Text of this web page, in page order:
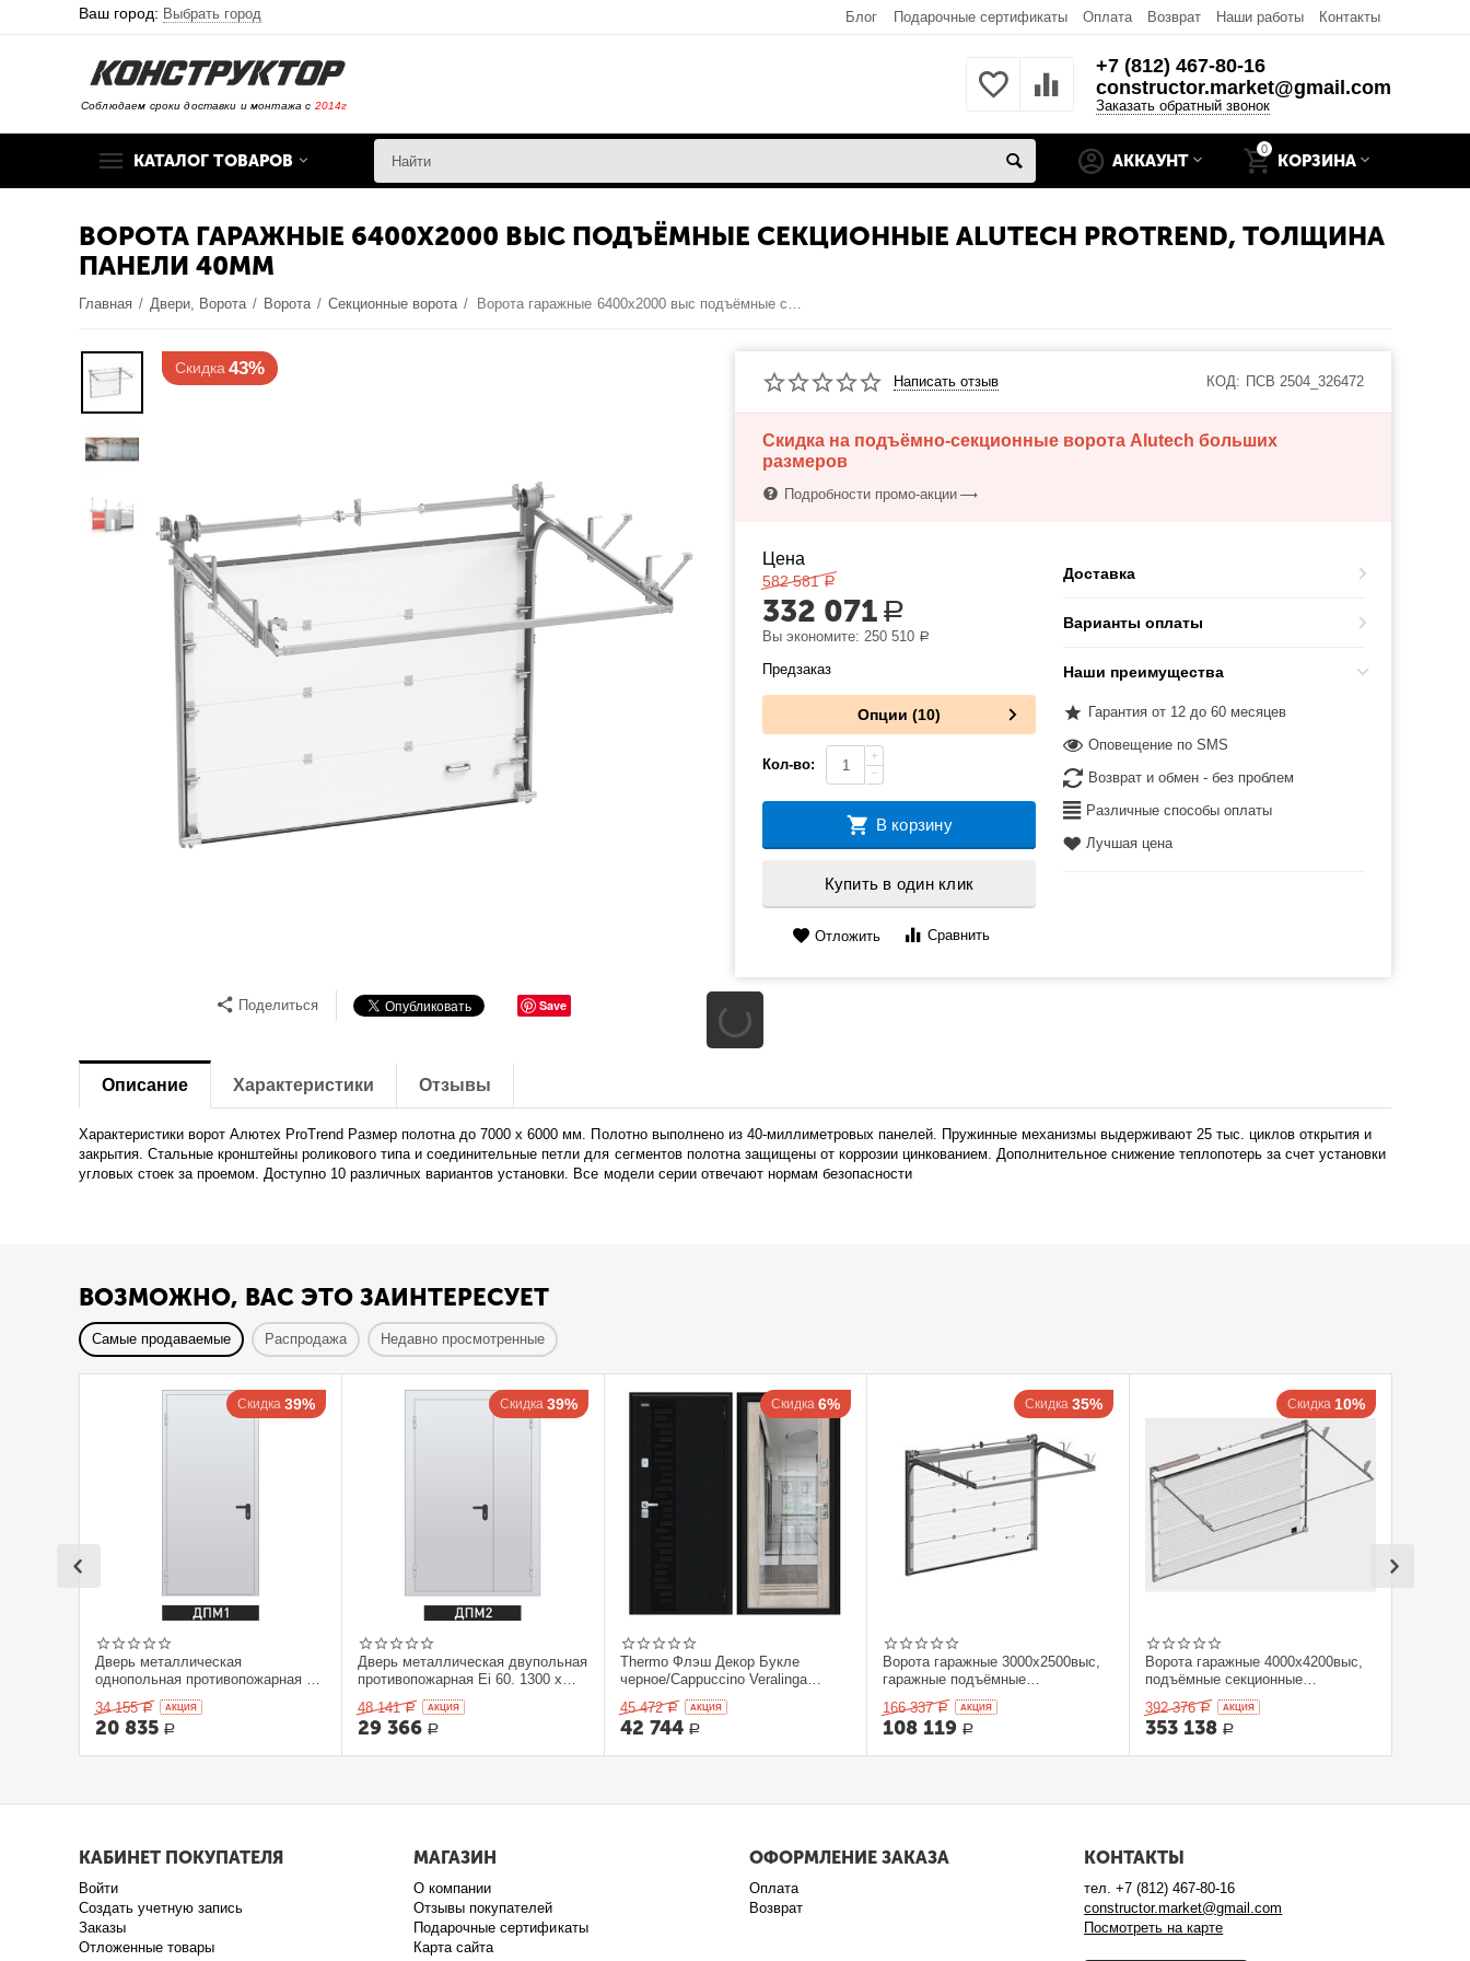
Ваш город: Выбрать город Блог Подарочные сертификаты Оплата Возврат Наши работы Контакты
Соблюдаем сроки доставки и монтажа с 2014г
+7 (812) 467-80-16
constructor.market@gmail.com
Заказать обратный звонок
КАТАЛОГ ТОВАРОВ
0
КОРЗИНА
АККАУНТ
ВОРОТА ГАРАЖНЫЕ 6400Х2000 ВЫС ПОДЪЁМНЫЕ СЕКЦИОННЫЕ ALUTECH PROTREND, ТОЛЩИНА
ПАНЕЛИ 40ММ
Главная / Двери, Ворота / Ворота / Секционные ворота / Ворота гаражные 6400х2000 выс подъёмные секционные Alutech ProTrend, толщина панели 40мм
Скидка 43%
Поделиться Save
Написать отзыв КОД: ПСВ 2504_326472
Скидка на подъёмно-секционные ворота Alutech больших
размеров
Подробности промо-акции
Цена
582 581 Р
332 071 Р
Вы экономите:250 510 Р
Предзаказ
Опции (10)
Кол-во:
+
−
В корзину
Купить в один клик
Отложить Сравнить
Доставка
Варианты оплаты
Наши преимущества
Гарантия от 12 до 60 месяцев
Оповещение по SMS
Возврат и обмен - без проблем
Различные способы оплаты
Лучшая цена
Описание Характеристики Отзывы
Характеристики ворот Алютех ProTrend Размер полотна до 7000 х 6000 мм. Полотно выполнено из 40-миллиметровых панелей. Пружинные механизмы выдерживают 25 тыс. циклов открытия и
закрытия. Стальные кронштейны роликового типа и соединительные петли для сегментов полотна защищены от коррозии цинкованием. Дополнительное снижение теплопотерь за счет установки
угловых стоек за проемом. Доступно 10 различных вариантов установки. Все модели серии отвечают нормам безопасности
ВОЗМОЖНО, ВАС ЭТО ЗАИНТЕРЕСУЕТ
Самые продаваемые Распродажа Недавно просмотренные
Скидка 39%
Дверь металлическая
однопольная противопожарная Ei
60. 900 x 2100 выс.
34 155 Р AКЦИЯ
20 835 Р
Скидка 39%
Дверь металлическая двупольная
противопожарная Ei 60. 1300 x
2100 выс.
48 141 Р AКЦИЯ
29 366 Р
Скидка 6%
Thermo Флэш Декор Букле
черное/Cappuccino Veralinga
205*86 левое
45 472 Р AКЦИЯ
42 744 Р
Скидка 35%
Ворота гаражные 3000x2500выс,
гаражные подъёмные
секционныеDoorHan
166 337 Р AКЦИЯ
108 119 Р
Скидка 10%
Ворота гаражные 4000x4200выс,
подъёмные секционные
DOORHAN
392 376 Р AКЦИЯ
353 138 Р
КАБИНЕТ ПОКУПАТЕЛЯ
Войти
Создать учетную запись
Заказы
Отложенные товары
МАГАЗИН
О компании
Отзывы покупателей
Подарочные сертификаты
Карта сайта
ОФОРМЛЕНИЕ ЗАКАЗА
Оплата
Возврат
КОНТАКТЫ
тел.+7 (812) 467-80-16
constructor.market@gmail.com
Посмотреть на карте